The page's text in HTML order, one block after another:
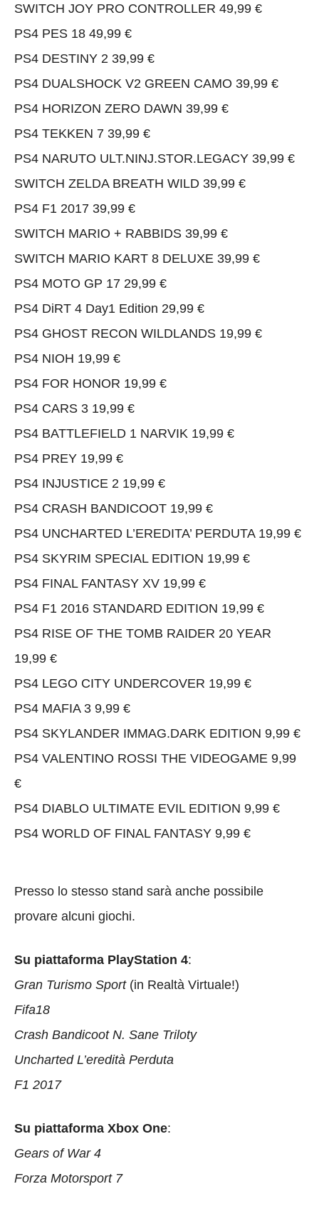
SWITCH JOY PRO CONTROLLER 49,99 €
PS4 PES 18 49,99 €
PS4 DESTINY 2 39,99 €
PS4 DUALSHOCK V2 GREEN CAMO 39,99 €
PS4 HORIZON ZERO DAWN 39,99 €
PS4 TEKKEN 7 39,99 €
PS4 NARUTO ULT.NINJ.STOR.LEGACY 39,99 €
SWITCH ZELDA BREATH WILD 39,99 €
PS4 F1 2017 39,99 €
SWITCH MARIO + RABBIDS 39,99 €
SWITCH MARIO KART 8 DELUXE 39,99 €
PS4 MOTO GP 17 29,99 €
PS4 DiRT 4 Day1 Edition 29,99 €
PS4 GHOST RECON WILDLANDS 19,99 €
PS4 NIOH 19,99 €
PS4 FOR HONOR 19,99 €
PS4 CARS 3 19,99 €
PS4 BATTLEFIELD 1 NARVIK 19,99 €
PS4 PREY 19,99 €
PS4 INJUSTICE 2 19,99 €
PS4 CRASH BANDICOOT 19,99 €
PS4 UNCHARTED L’EREDITA’ PERDUTA 19,99 €
PS4 SKYRIM SPECIAL EDITION 19,99 €
PS4 FINAL FANTASY XV 19,99 €
PS4 F1 2016 STANDARD EDITION 19,99 €
PS4 RISE OF THE TOMB RAIDER 20 YEAR
19,99 €
PS4 LEGO CITY UNDERCOVER 19,99 €
PS4 MAFIA 3 9,99 €
PS4 SKYLANDER IMMAG.DARK EDITION 9,99 €
PS4 VALENTINO ROSSI THE VIDEOGAME 9,99
€
PS4 DIABLO ULTIMATE EVIL EDITION 9,99 €
PS4 WORLD OF FINAL FANTASY 9,99 €
Presso lo stesso stand sarà anche possibile
provare alcuni giochi.
Su piattaforma PlayStation 4:
Gran Turismo Sport(in Realtà Virtuale!)
Fifa18
Crash Bandicoot N. Sane Triloty
Uncharted L’eredità Perduta
F1 2017
Su piattaforma Xbox One:
Gears of War 4
Forza Motorsport 7